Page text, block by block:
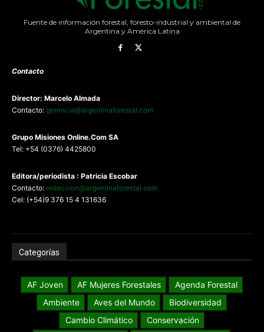
Fuente de información forestal, foresto-industrial y ambiental de
Argentina y América Latina
Contacto
Director: Marcelo Almada
Contacto: gerencia@argentinaforestal.com
Grupo Misiones Online.Com SA
Tel: +54 (0376) 4425800
Editora/periodista : Patricia Escobar
Contacto: redaccion@argentinaforestal.com
Cel: (+54)9 376 15 4 131636
Categorías
AF Joven AF Mujeres Forestales
Agenda Forestal
Ambiente
Aves del Mundo
Biodiversidad
Cambio Climático
Conservación